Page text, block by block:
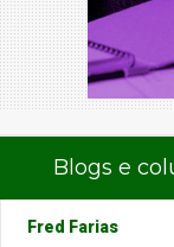
Blogs e
Fred Farias